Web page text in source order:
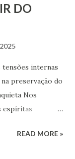
DO
internas
preservação do
Nos
espíritas
os que
READ MORE »